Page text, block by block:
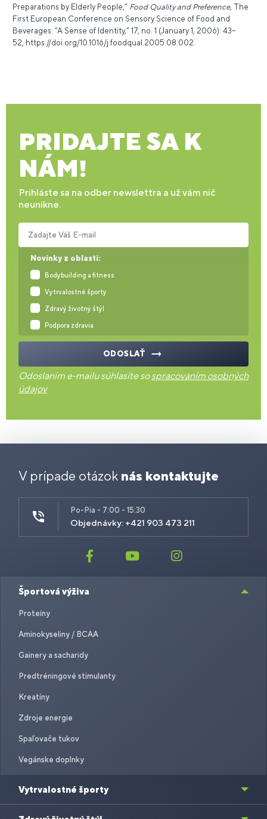
Preparations by Elderly People,” Food Quality and Preference, The
First European Conference on Sensory Science of Food and
Beverages: “A Sense of Identity,” 17, no. 1 (January 1, 2006): 43–
52, https://doi.org/10.1016/j.foodqual.2005.08.002
PRIDAJTE SA K
NÁM!
Prihláste sa na odber newslettra a už vám nič
neunikne.
Novinky z oblasti:
Bodybuilding a fitness
Vytrvalostné športy
Zdravý životný štýl
Podpora zdravia
Zadajte Váš E-mail
ODOSLAŤ
Odoslaním e-mailu súhlasíte sospracovaním osobných
údajov
V prípade otázok nás kontaktujte
Po-Pia - 7:00 - 15:30
Objednávky: +421 903 473 211
Športová výživa
Proteíny
Aminokyseliny / BCAA
Gainery a sacharidy
Predtréningové stimulanty
Kreatíny
Zdroje energie
Spaľovače tukov
Vegánske doplnky
Vytrvalostné športy